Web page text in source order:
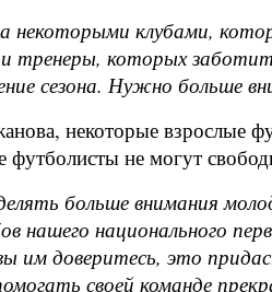
некоторыми клубами,
тренеры, которых
сезона. Нужно больше
некоторые взрослые
футболисты не могут
больше внимания
нашего национального
им доверитесь, это
своей команде